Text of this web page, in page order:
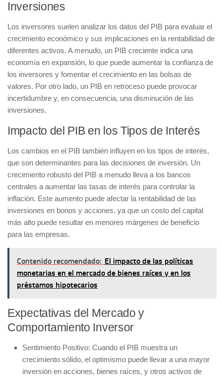
Inversiones
Los inversores suelen analizar los datos del PIB para evaluar el
crecimiento económico y sus implicaciones en la rentabilidad de
diferentes activos. A menudo, un PIB creciente indica una
economía en expansión, lo que puede aumentar la confianza de
los inversores y fomentar el crecimiento en las bolsas de
valores. Por otro lado, un PIB en retroceso puede provocar
incertidumbre y, en consecuencia, una disminución de las
inversiones.
Impacto del PIB en los Tipos de Interés
Los cambios en el PIB también influyen en los tipos de interés,
que son determinantes para las decisiones de inversión. Un
crecimiento robusto del PIB a menudo lleva a los bancos
centrales a aumentar las tasas de interés para controlar la
inflación. Este aumento puede afectar la rentabilidad de las
inversiones en bonos y acciones, ya que un costo del capital
más alto puede resultar en menores márgenes de beneficio
para las empresas.
Contenido recomendado: El impacto de las políticas
monetarias en el mercado de bienes raíces y en los
préstamos hipotecarios
Expectativas del Mercado y
Comportamiento Inversor
Sentimiento Positivo: Cuando el PIB muestra un
crecimiento sólido, el optimismo puede llevar a una mayor
inversión en acciones, bienes raíces, y otros activos de